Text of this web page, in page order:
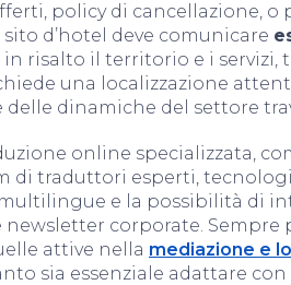
policy di cancellazione, o
d’hotel deve comunicare
in risalto il territorio e i servizi,
una localizzazione
dinamiche del settore
online specializzata,
di traduttori esperti,
e la possibilità di
corporate. Sempre
attive nella mediazione e
sia essenziale adattare